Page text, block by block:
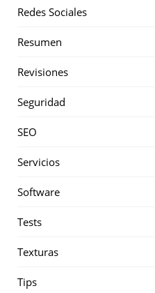
Redes Sociales
Resumen
Revisiones
Seguridad
SEO
Servicios
Software
Tests
Texturas
Tips